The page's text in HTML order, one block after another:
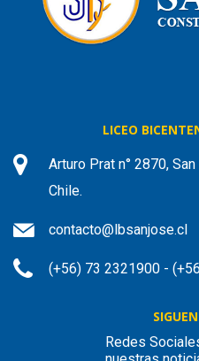
LICEO
Arturo Prat n° 2870,
Chile.
contacto@lbsanjose.cl
(+56) 73 2321900 -
Redes